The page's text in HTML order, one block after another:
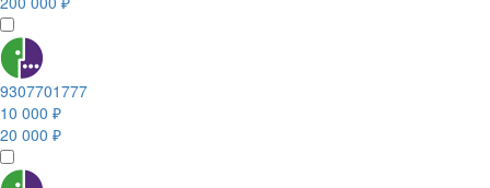
9307701777
10 000 ₽
20 000 ₽